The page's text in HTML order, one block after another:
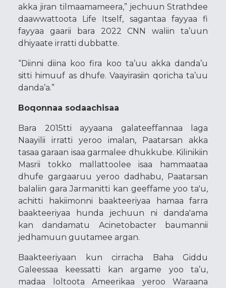
akka jiran tilmaamameera,” jechuun Strathdee
daawwattoota Life Itself, sagantaa fayyaa fi
fayyaa gaarii bara 2022 CNN waliin ta’uun
dhiyaate irratti dubbatte.
“Diinni diina koo fira koo ta’uu akka danda’u
sitti himuuf as dhufe. Vaayirasiin qoricha ta’uu
danda’a.”
Boqonnaa sodaachisaa
Bara 2015tti ayyaana galateeffannaa laga
Naayilii irratti yeroo imalan, Paatarsan akka
tasaa garaan isaa garmalee dhukkube. Kilinikiin
Masrii tokko mallattoolee isaa hammaataa
dhufe gargaaruu yeroo dadhabu, Paatarsan
balaliin gara Jarmanitti kan geeffame yoo ta'u,
achitti hakiimonni baakteeriyaa hamaa farra
baakteeriyaa hunda jechuun ni danda'ama
kan dandamatu Acinetobacter baumannii
jedhamuun guutamee argan.
Baakteeriyaan kun cirracha Baha Giddu
Galeessaa keessatti kan argame yoo ta’u,
madaa loltoota Ameerikaa yeroo Waraana